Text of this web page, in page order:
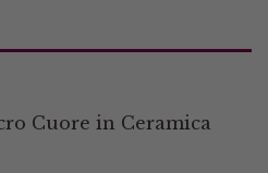
Cuore in Ceramica